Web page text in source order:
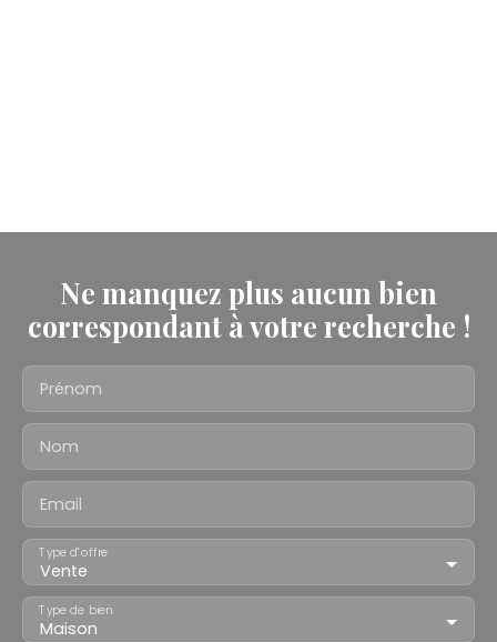
Ne manquez plus aucun bien
correspondant à votre recherche !
Prénom
Nom
Email
Vente
Type d'offre
Maison
Type de bien